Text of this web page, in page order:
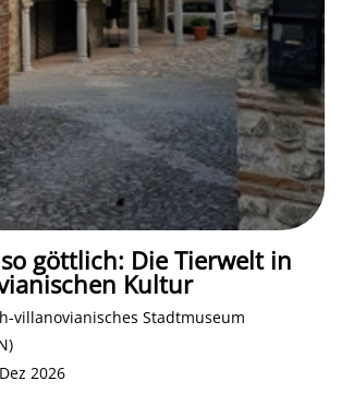
göttlich: Die Tierwelt in
Kultur
villanovianisches Stadtmuseum
2026